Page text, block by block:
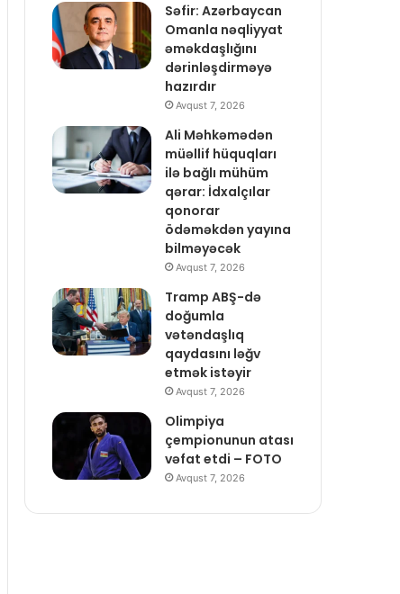
Səfir: Azərbaycan
Omanla nəqliyyat
əməkdaşlığını
dərinləşdirməyə
hazırdır
Avqust 7, 2026
Ali Məhkəmədən
müəllif hüquqları
ilə bağlı mühüm
qərar: İdxalçılar
qonorar
ödəməkdən yayına
bilməyəcək
Avqust 7, 2026
Tramp ABŞ-də
doğumla
vətəndaşlıq
qaydasını ləğv
etmək istəyir
Avqust 7, 2026
Olimpiya
çempionunun atası
vəfat etdi – FOTO
Avqust 7, 2026